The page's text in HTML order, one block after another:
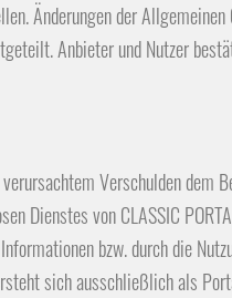
Änderungen der
Anbieter und Nutzer
Verschulden dem
Dienstes von CLASSIC
bzw. durch die
sich ausschließlich als